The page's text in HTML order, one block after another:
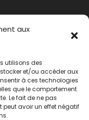
aux
utilisons des
et/ou accéder aux
à ces technologies
que le comportement
Le fait de ne pas
peut avoir un effet négatif